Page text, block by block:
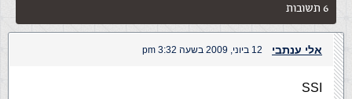
6 תשובות
אלי ענתבי 12 ביוני, 2009 בשעה 3:32 pm
SSI